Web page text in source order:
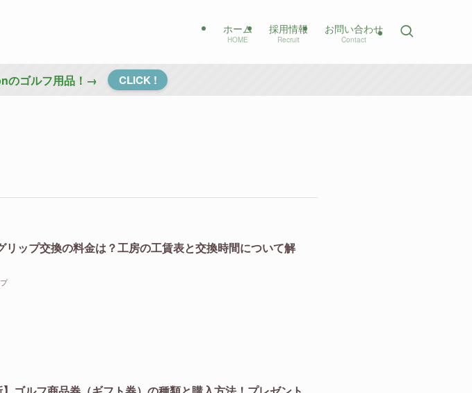
ホーム
HOME
採用情報
Recruit
お問い合わせ
Contact
のゴルフ用品！→ CLICK !
リップ交換の料金は？工房の工賃表と交換時間について解